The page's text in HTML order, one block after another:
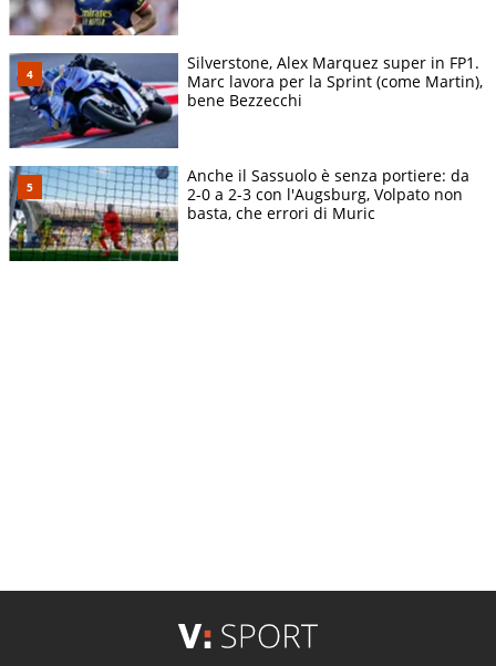
Silverstone, Alex Marquez super in FP1.
Marc lavora per la Sprint (come Martin),
bene Bezzecchi
Anche il Sassuolo è senza portiere: da
2-0 a 2-3 con l'Augsburg, Volpato non
basta, che errori di Muric